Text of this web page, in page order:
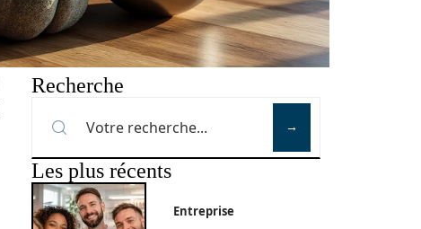
Recherche
Les plus récents
Entreprise